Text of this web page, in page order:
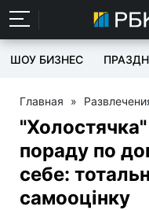
ШОУ БИЗНЕС
Главная »
пораду по
себе:
самооцінку